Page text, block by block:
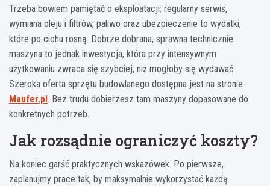
Trzeba bowiem pamiętać o eksploatacji: regularny serwis,
wymiana oleju i filtrów, paliwo oraz ubezpieczenie to wydatki,
które po cichu rosną. Dobrze dobrana, sprawna technicznie
maszyna to jednak inwestycja, która przy intensywnym
użytkowaniu zwraca się szybciej, niż mogłoby się wydawać.
Szeroka oferta sprzętu budowlanego dostępna jest na stronie
Maufer.pl . Bez trudu dobierzesz tam maszyny dopasowane do
konkretnych potrzeb.
Jak rozsądnie ograniczyć koszty?
Na koniec garść praktycznych wskazówek. Po pierwsze,
zaplanujmy prace tak, by maksymalnie wykorzystać każdą